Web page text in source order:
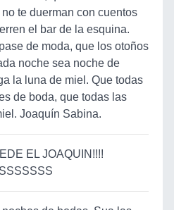
te duerman con cuentos
el bar de la esquina.
de moda, que los otoños
noche sea noche de
la luna de miel. Que todas
de boda, que todas las
Joaquín Sabina.
EL JOAQUIN!!!!